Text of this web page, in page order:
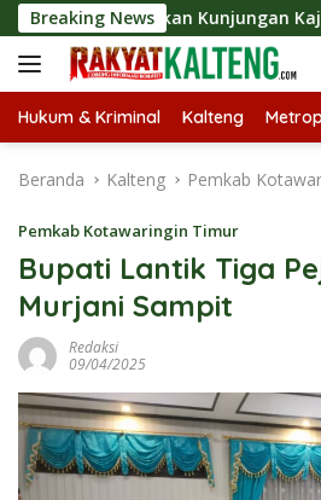
Langsung
ke
konten
Breaking NewsKunjungan Kaji Tiru Ke
Hukum & Kriminal Kalteng
Beranda Kalteng Pemkab
Pemkab Kotawaringin Timur
Bupati Lantik Tiga
Murjani Sampit
Redaksi
09/04/2025